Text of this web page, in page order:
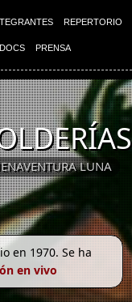
REPERTORIO
DOCS PRENSA
LUNA
en 1970. Se ha
en vivo